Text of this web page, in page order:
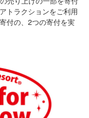
トラクションをご利用
付の、2つの寄付を実